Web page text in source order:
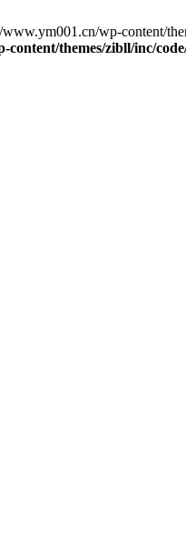
wp-content/
themes/zibll/inc/